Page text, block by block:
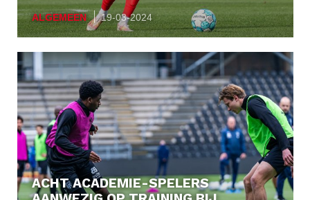
ALGEMEEN 19-03-2024
ACHT ACADEMIE-SPELERS